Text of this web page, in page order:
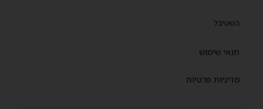
השטיבל
תנאי שימוש
מדיניות פרטיות